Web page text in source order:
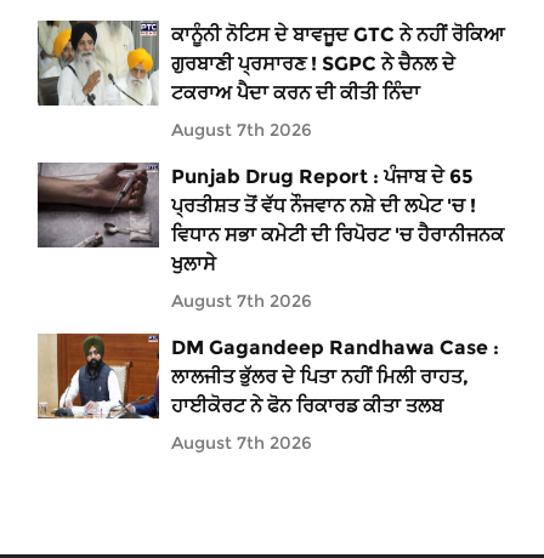
ਕਾਨੂੰਨੀ ਨੋਟਿਸ ਦੇ ਬਾਵਜੂਦ GTC ਨੇ ਨਹੀਂ ਰੋਕਿਆ
ਗੁਰਬਾਣੀ ਪ੍ਰਸਾਰਣ ! SGPC ਨੇ ਚੈਨਲ ਦੇ
ਟਕਰਾਅ ਪੈਦਾ ਕਰਨ ਦੀ ਕੀਤੀ ਨਿੰਦਾ
August 7th 2026
Punjab Drug Report : ਪੰਜਾਬ ਦੇ 65
ਪ੍ਰਤੀਸ਼ਤ ਤੋਂ ਵੱਧ ਨੌਜਵਾਨ ਨਸ਼ੇ ਦੀ ਲਪੇਟ 'ਚ !
ਵਿਧਾਨ ਸਭਾ ਕਮੇਟੀ ਦੀ ਰਿਪੋਰਟ 'ਚ ਹੈਰਾਨੀਜਨਕ
ਖੁਲਾਸੇ
August 7th 2026
DM Gagandeep Randhawa Case :
ਲਾਲਜੀਤ ਭੁੱਲਰ ਦੇ ਪਿਤਾ ਨਹੀਂ ਮਿਲੀ ਰਾਹਤ,
ਹਾਈਕੋਰਟ ਨੇ ਫੋਨ ਰਿਕਾਰਡ ਕੀਤਾ ਤਲਬ
August 7th 2026